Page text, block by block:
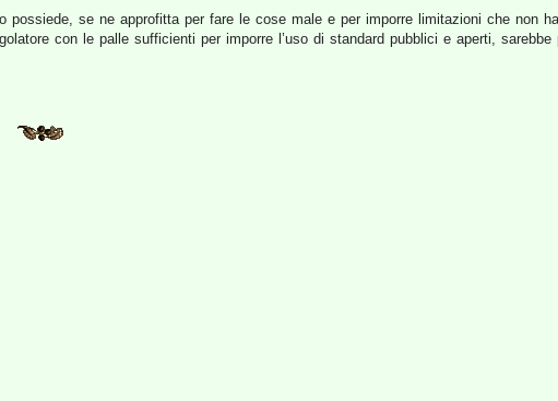
possiede, se ne approfitta per fare le cose male e per imporre limitazioni che non
con le palle sufficienti per imporre l’uso di standard pubblici e aperti, sarebbe